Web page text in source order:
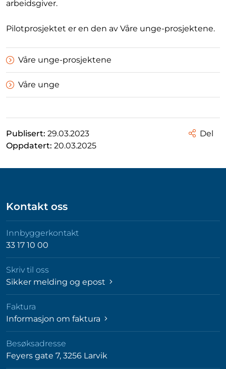
arbeidsgiver.
Pilotprosjektet er en den av Våre unge-prosjektene.
Våre unge-prosjektene
Våre unge
Publisert: 29.03.2023
Oppdatert: 20.03.2025
Del
Kontakt oss
Innbyggerkontakt
33 17 10 00
Skriv til oss
Sikker melding og epost
Faktura
Informasjon om faktura
Besøksadresse
Feyers gate 7, 3256 Larvik